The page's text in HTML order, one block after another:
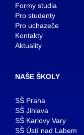
Formy studia
Pro studenty
Pro uchazeče
Kontakty
Aktuality
NAŠE ŠKOLY
SŠ Praha
SŠ Jihlava
SŠ Karlovy Vary
SŠ Ústí nad Labem